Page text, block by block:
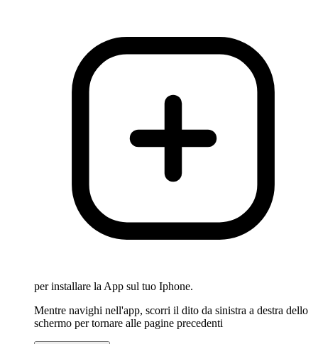
per installare la App sul tuo Iphone.
Mentre navighi nell'app, scorri il dito da sinistra a destra dello
schermo per tornare alle pagine precedenti